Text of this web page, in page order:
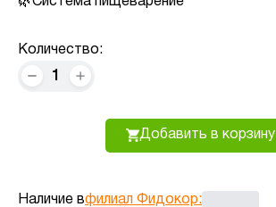
Количество:
1
Добавить в корзину
Наличие вфилиал Фидокор: